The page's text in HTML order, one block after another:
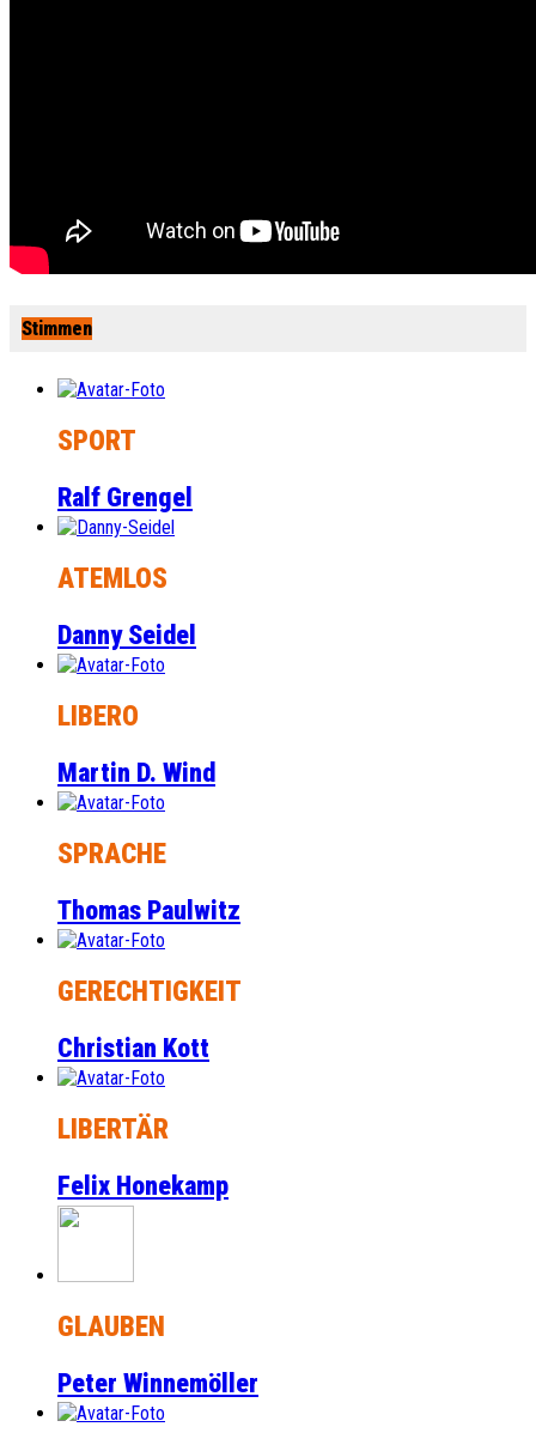
Stimmen
SPORT
Ralf Grengel
ATEMLOS
Danny Seidel
LIBERO
Martin D. Wind
SPRACHE
Thomas Paulwitz
GERECHTIGKEIT
Christian Kott
LIBERTÄR
Felix Honekamp
GLAUBEN
Peter Winnemöller